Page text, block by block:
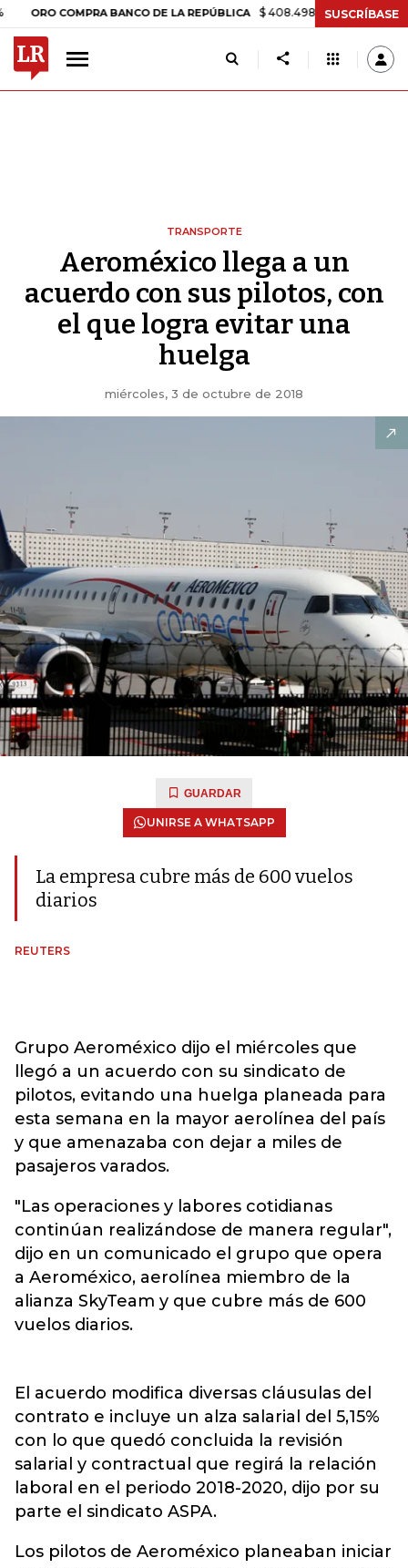
COMPRA BANCO DE LA REPÚBLICA $ 408.498,97 +$ 8.753,81 +2,19%
SUSCRÍBASE
TRANSPORTE
Aeroméxico llega a un
acuerdo con sus pilotos, con
el que logra evitar una
huelga
miércoles, 3 de octubre de 2018
GUARDAR
UNIRSE A WHATSAPP
La empresa cubre más de 600 vuelos
diarios
REUTERS
Grupo Aeroméxico dijo el miércoles que
llegó a un acuerdo con su sindicato de
pilotos, evitando una huelga planeada para
esta semana en la mayor aerolínea del país
y que amenazaba con dejar a miles de
pasajeros varados.
"Las operaciones y labores cotidianas
continúan realizándose de manera regular",
dijo en un comunicado el grupo que opera
a Aeroméxico, aerolínea miembro de la
alianza SkyTeam y que cubre más de 600
vuelos diarios.
El acuerdo modifica diversas cláusulas del
contrato e incluye un alza salarial del 5,15%
con lo que quedó concluida la revisión
salarial y contractual que regirá la relación
laboral en el periodo 2018-2020, dijo por su
parte el sindicato ASPA.
Los pilotos de Aeroméxico planeaban iniciar